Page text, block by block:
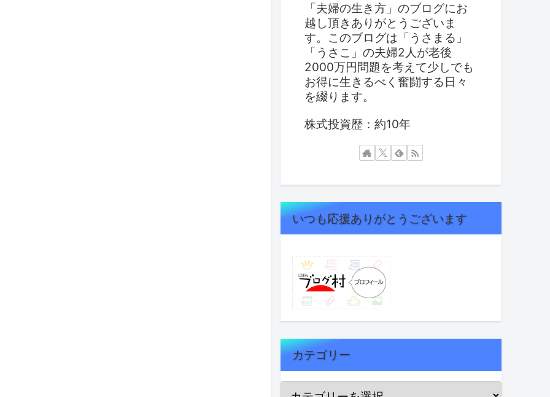
「夫婦の生き方」のブログにお
越し頂きありがとうございま
す。このブログは「うさまる」
「うさこ」の夫婦2人が老後
2000万円問題を考えて少しでも
お得に生きるべく奮闘する日々
を綴ります。
株式投資歴：約10年
いつも応援ありがとうございます
カテゴリー